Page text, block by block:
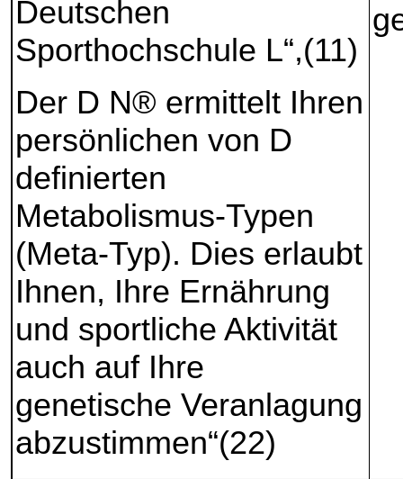
Deutschen
Sporthochschule L“,(11)
Der D N® ermittelt Ihren
persönlichen von D
definierten
Metabolismus-Typen
(Meta-Typ). Dies erlaubt
Ihnen, Ihre Ernährung
und sportliche Aktivität
auch auf Ihre
genetische Veranlagung
abzustimmen“(22)